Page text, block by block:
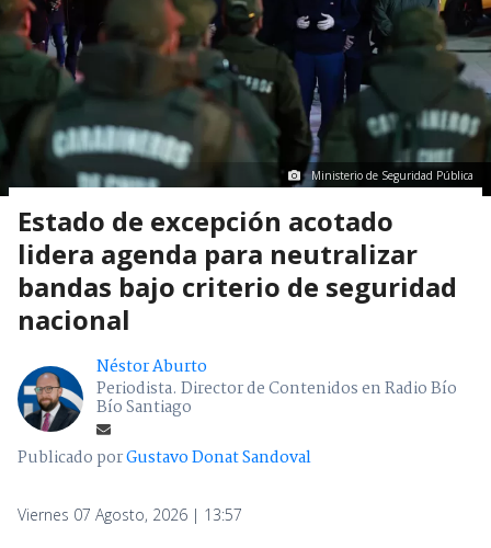
Ministerio de Seguridad Pública
Estado de excepción acotado
lidera agenda para neutralizar
bandas bajo criterio de seguridad
nacional
Néstor Aburto
Periodista. Director de Contenidos en Radio Bío
Bío Santiago
Publicado porGustavo Donat Sandoval
Viernes 07 Agosto, 2026 | 13:57